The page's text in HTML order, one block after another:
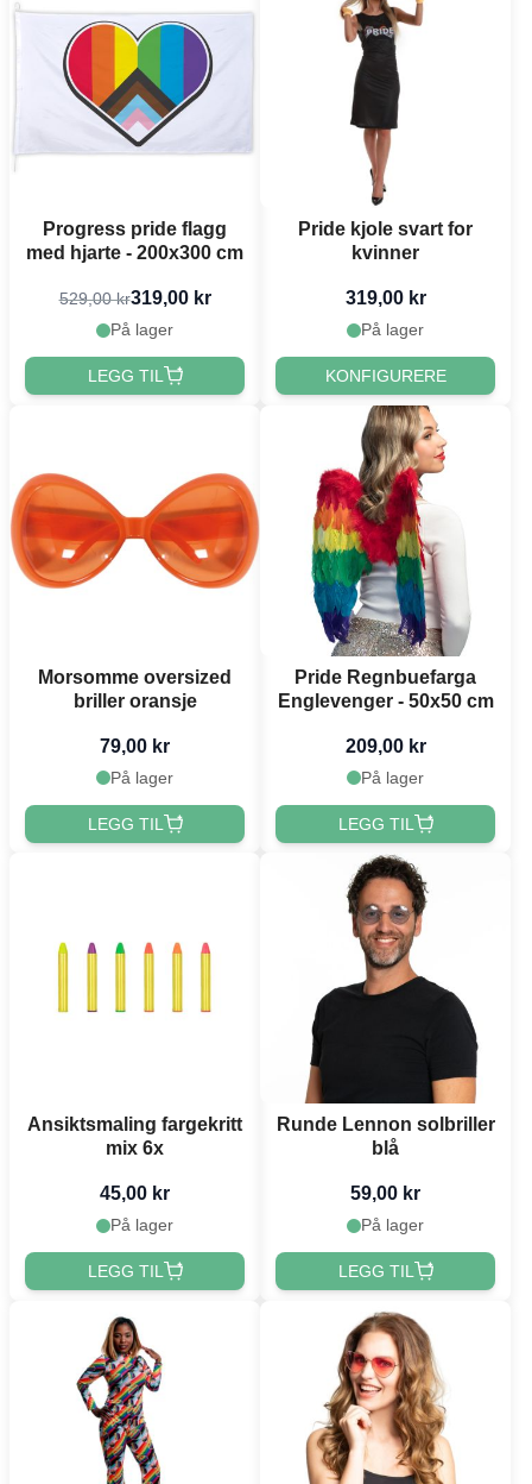
Progress pride flagg
med hjarte - 200x300 cm
529,00 kr319,00 kr
På lager
LEGG TIL
Pride kjole svart for
kvinner
319,00 kr
På lager
KONFIGURERE
Morsomme oversized
briller oransje
79,00 kr
På lager
LEGG TIL
Pride Regnbuefarga
Englevenger - 50x50 cm
209,00 kr
På lager
LEGG TIL
Ansiktsmaling fargekritt
mix 6x
45,00 kr
På lager
LEGG TIL
Runde Lennon solbriller
blå
59,00 kr
På lager
LEGG TIL